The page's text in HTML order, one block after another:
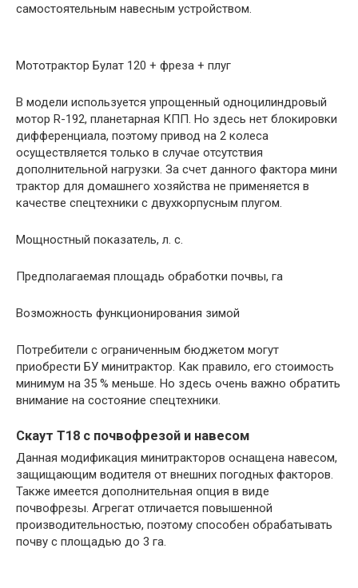
самостоятельным навесным устройством.
Мототрактор Булат 120 + фреза + плуг
В модели используется упрощенный одноцилиндровый
мотор R-192, планетарная КПП. Но здесь нет блокировки
дифференциала, поэтому привод на 2 колеса
осуществляется только в случае отсутствия
дополнительной нагрузки. За счет данного фактора мини
трактор для домашнего хозяйства не применяется в
качестве спецтехники с двухкорпусным плугом.
Мощностный показатель, л. с.
Предполагаемая площадь обработки почвы, га
Возможность функционирования зимой
Потребители с ограниченным бюджетом могут
приобрести БУ минитрактор. Как правило, его стоимость
минимум на 35 % меньше. Но здесь очень важно обратить
внимание на состояние спецтехники.
Скаут Т18 с почвофрезой и навесом
Данная модификация минитракторов оснащена навесом,
защищающим водителя от внешних погодных факторов.
Также имеется дополнительная опция в виде
почвофрезы. Агрегат отличается повышенной
производительностью, поэтому способен обрабатывать
почву с площадью до 3 га.